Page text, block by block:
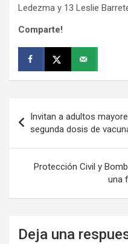
Ledezma y 13 Leslie
Comparte!
de
entradas
Invitan a adultos
segunda dosis de
Protección Civil y
una
Deja una